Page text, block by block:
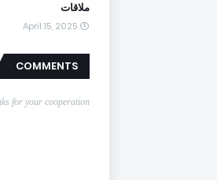
ملاقات
April 15, 2025
COMMENTS
for your cooperation